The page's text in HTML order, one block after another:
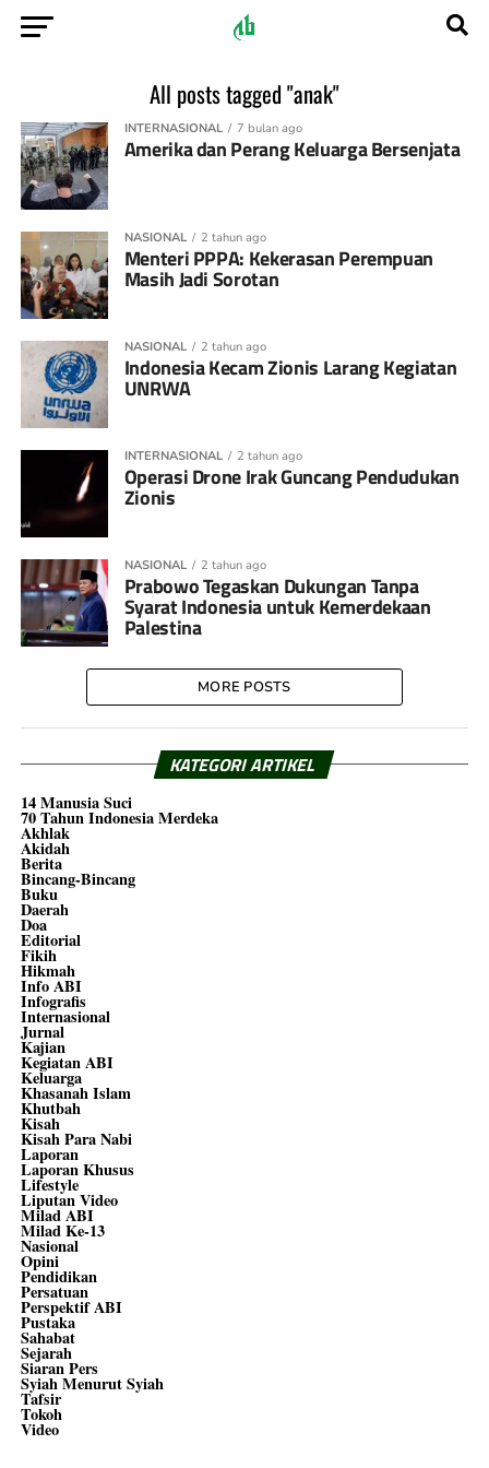
All posts tagged "anak"
INTERNASIONAL 7 bulan ago
Amerika dan Perang Keluarga Bersenjata
NASIONAL 2 tahun ago
Menteri PPPA: Kekerasan Perempuan
Masih Jadi Sorotan
NASIONAL 2 tahun ago
Indonesia Kecam Zionis Larang Kegiatan
UNRWA
INTERNASIONAL 2 tahun ago
Operasi Drone Irak Guncang Pendudukan
Zionis
NASIONAL 2 tahun ago
Prabowo Tegaskan Dukungan Tanpa
Syarat Indonesia untuk Kemerdekaan
Palestina
MORE POSTS
KATEGORI ARTIKEL
14 Manusia Suci
70 Tahun Indonesia Merdeka
Akhlak
Akidah
Berita
Bincang-Bincang
Buku
Daerah
Doa
Editorial
Fikih
Hikmah
Info ABI
Infografis
Internasional
Jurnal
Kajian
Kegiatan ABI
Keluarga
Khasanah Islam
Khutbah
Kisah
Kisah Para Nabi
Laporan
Laporan Khusus
Lifestyle
Liputan Video
Milad ABI
Milad Ke-13
Nasional
Opini
Pendidikan
Persatuan
Perspektif ABI
Pustaka
Sahabat
Sejarah
Siaran Pers
Syiah Menurut Syiah
Tafsir
Tokoh
Video